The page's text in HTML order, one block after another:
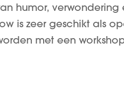
humor,
is zeer geschikt als
met een